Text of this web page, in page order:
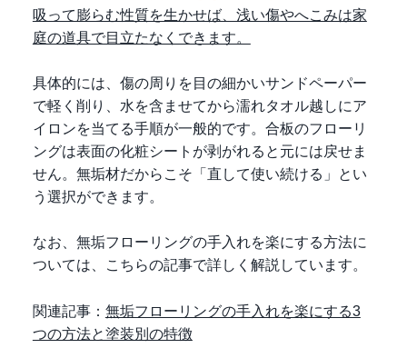
吸って膨らむ性質を生かせば、浅い傷やへこみは家
庭の道具で目立たなくできます。
具体的には、傷の周りを目の細かいサンドペーパー
で軽く削り、水を含ませてから濡れタオル越しにア
イロンを当てる手順が一般的です。合板のフローリ
ングは表面の化粧シートが剥がれると元には戻せま
せん。無垢材だからこそ「直して使い続ける」とい
う選択ができます。
なお、無垢フローリングの手入れを楽にする方法に
ついては、こちらの記事で詳しく解説しています。
関連記事： 無垢フローリングの手入れを楽にする3
つの方法と塗装別の特徴